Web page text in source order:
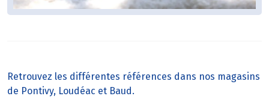
Retrouvez les différentes références dans nos magasins
de Pontivy, Loudéac et Baud.